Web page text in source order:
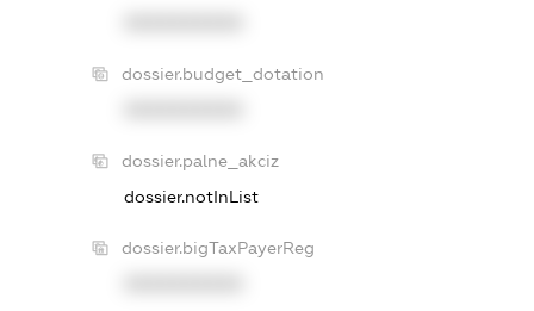
dossier.budget_dotation
dossier.palne_akciz
dossier.notInList
dossier.bigTaxPayerReg